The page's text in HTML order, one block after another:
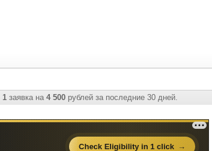
1заявка на 4 500рублей за последние 30 дней.